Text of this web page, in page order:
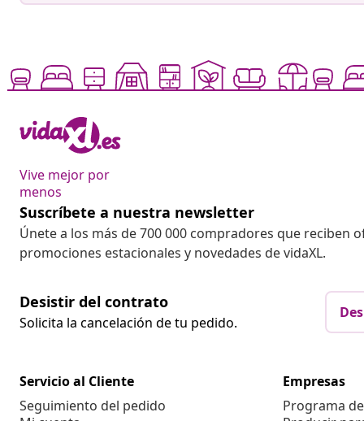
Vive mejor por
menos
Suscríbete a nuestra newsletter
Únete a los más de 700 000 compradores que reciben
promociones estacionales y novedades de vidaXL.
Desistir del contrato
Solicita la cancelación de tu pedido.
Servicio al Cliente
Seguimiento del pedido
Empresas
Programa